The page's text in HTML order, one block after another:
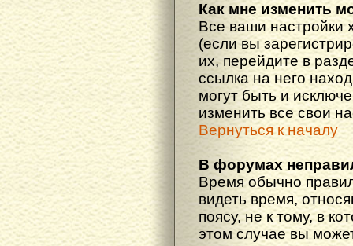
Как мне изменить
Все ваши настройки
(если вы
их, перейдите в
ссылка на него
могут быть и
изменить все свои
Вернуться к началу
В форумах
Время обычно
видеть время,
поясу, не к тому, в
этом случае вы